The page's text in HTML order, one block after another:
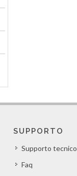
SUPPORTO
Supporto tecnico
Faq